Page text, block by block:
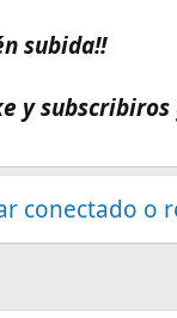
subida!!
y subscribiros
conectado o